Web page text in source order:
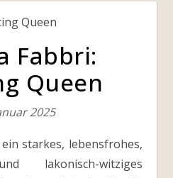
Fabbri:
Queen
2025
lakonisch-witziges